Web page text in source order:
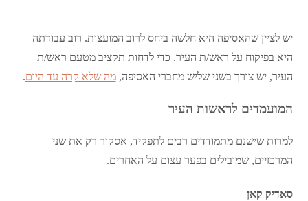
יש לציין שהאסיפה היא חלשה ביחס לרוב המועצות. רוב עבודתה
היא בפיקוח על ראש/ת העיר. כדי לדחות תקציב מטעם ראש/ת
העיר, יש צורך בשני שליש מחברי האסיפה,מה שלא קרה עד היום.
המועמדים לראשות העיר
למרות שישנם מתמודדים רבים לתפקיד, אסקור רק את שני
המרכזיים, שמובילים בפער עצום על האחרים.
סאדיק קאן